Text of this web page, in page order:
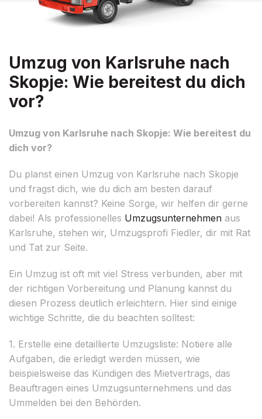
Umzug von Karlsruhe nach
Skopje: Wie bereitest du dich
vor?
Umzug von Karlsruhe nach Skopje: Wie bereitest du
dich vor?
Du planst einen Umzug von Karlsruhe nach Skopje
und fragst dich, wie du dich am besten darauf
vorbereiten kannst? Keine Sorge, wir helfen dir gerne
dabei! Als professionelles Umzugsunternehmen aus
Karlsruhe, stehen wir, Umzugsprofi Fiedler, dir mit Rat
und Tat zur Seite.
Ein Umzug ist oft mit viel Stress verbunden, aber mit
der richtigen Vorbereitung und Planung kannst du
diesen Prozess deutlich erleichtern. Hier sind einige
wichtige Schritte, die du beachten solltest:
1. Erstelle eine detaillierte Umzugsliste: Notiere alle
Aufgaben, die erledigt werden müssen, wie
beispielsweise das Kündigen des Mietvertrags, das
Beauftragen eines Umzugsunternehmens und das
Ummelden bei den Behörden.